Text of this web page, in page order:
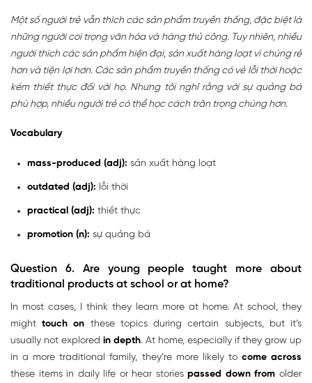
Một số người trẻ vẫn thích các sản phẩm truyền thống, đặc biệt là
những người coi trọng văn hóa và hàng thủ công. Tuy nhiên, nhiều
người thích các sản phẩm hiện đại, sản xuất hàng loạt vì chúng rẻ
hơn và tiện lợi hơn. Các sản phẩm truyền thống có vẻ lỗi thời hoặc
kém thiết thực đối với họ. Nhưng tôi nghĩ rằng với sự quảng bá
phù hợp, nhiều người trẻ có thể học cách trân trọng chúng hơn.
Vocabulary
mass-produced (adj): sản xuất hàng loạt
outdated (adj): lỗi thời
practical (adj): thiết thực
promotion (n): sự quảng bá
Question 6. Are young people taught more about
traditional products at school or at home?
In most cases, I think they learn more at home. At school, they
mighttouch on these topics during certain subjects, but it’s
usually not explored in depth. At home, especially if they grow up
in a more traditional family, they’re more likely to come across
these items in daily life or hear storiespassed down from older